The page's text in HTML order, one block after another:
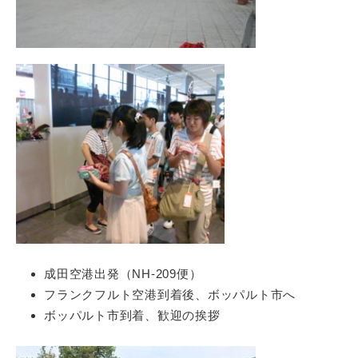
成田空港出発（NH-209便）
フランクフルト空港到着後、ボッパルト市へ
ボッパルト市到着、歓迎の挨拶